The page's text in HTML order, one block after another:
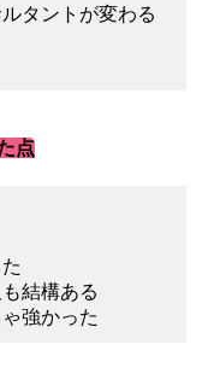
タントが変わる
点
も結構ある
強かった